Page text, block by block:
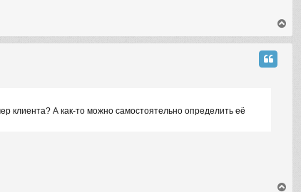
o
p
клиента? А как-то можно самостоятельно определить её